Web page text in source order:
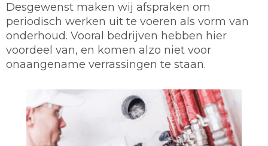
Desgewenst maken wij afspraken om
periodisch werken uit te voeren als vorm van
onderhoud. Vooral bedrijven hebben hier
voordeel van, en komen alzo niet voor
onaangename verrassingen te staan.